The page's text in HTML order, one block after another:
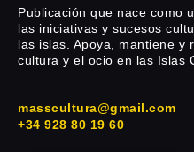
Publicación que nace como
las iniciativas y sucesos
las islas. Apoya, mantiene y
cultura y el ocio en las Islas
masscultura@gmail.com
+34 928 80 19 60